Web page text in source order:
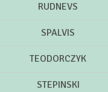
RUDNEVS
SPALVIS
TEODORCZYK
STEPINSKI